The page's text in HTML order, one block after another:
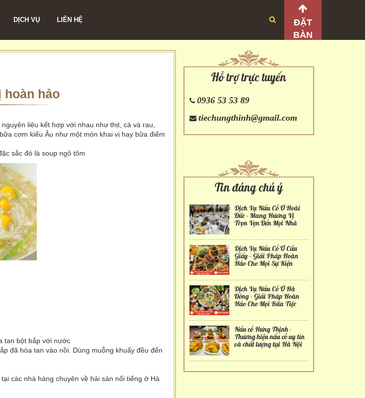
DỊCH VỤ LIÊN HỆ
ĐẶT
BÀN
hoàn hảo
liệu kết hợp với nhau như thịt, cá và rau,
cơm kiểu Âu như một món khai vị hay bữa điểm
sắc đó là soup ngô tôm
tan bột bắp với nước
đã hòa tan vào nồi. Dùng muỗng khuấy đều đến
các nhà hàng chuyên về hải sản nổi tiếng ở Hà
Hỗ trợ trực tuyến
0936 53 53 89
tiechungthinh@gmail.com
Tin đáng chú ý
Dịch Vụ Nấu Cỗ Ở Hoài
Đức - Mang Hương Vị
Trọn Vẹn Đến Mọi Nhà
Dịch Vụ Nấu Cỗ Ở Cầu
Giấy - Giải Pháp Hoàn
Hảo Cho Mọi Sự Kiện
Dịch Vụ Nấu Cỗ Ở Hà
Đông - Giải Pháp Hoàn
Hảo Cho Mọi Bữa Tiệc
Nấu cỗ Hưng Thịnh -
Thương hiệu nấu cỗ uy tín
và chất lượng tại Hà Nội